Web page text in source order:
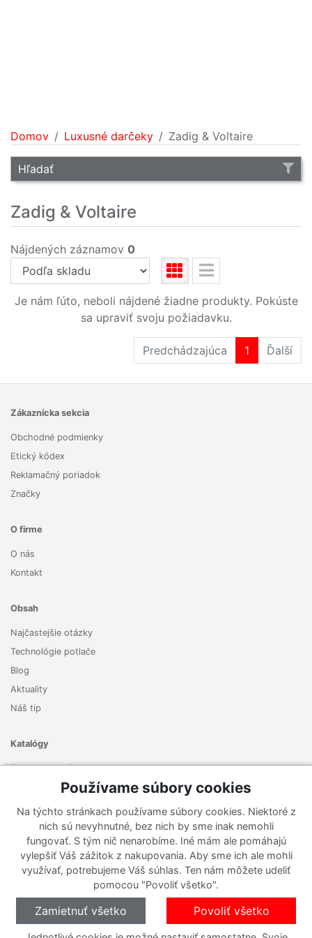
Domov Luxusné darčeky Zadig & Voltaire
Hľadať
Zadig & Voltaire
Nájdených záznamov 0
Je nám ľúto, neboli nájdené žiadne produkty. Pokúste
sa upraviť svoju požiadavku.
Predchádzajúca 1 Ďalší
Zákaznícka sekcia
Obchodné podmienky
Etický kódex
Reklamačný poriadok
Značky
O firme
O nás
Kontakt
Obsah
Najčastejšie otázky
Technológie potlače
Blog
Aktuality
Náš tip
Katalógy
Zoznam katalógov
Zaregistrujte sa k odberu nášho newslettera a nenechajte si
ujsť žiadne ponuky ani nové produkty.
Používame súbory cookies
Na týchto stránkach používame súbory cookies. Niektoré z
nich sú nevyhnutné, bez nich by sme inak nemohli
fungovať. S tým nič nenarobíme. Iné mám ale pomáhajú
vylepšiť Váš zážitok z nakupovania. Aby sme ich ale mohli
využívať, potrebujeme Váš súhlas. Ten nám môžete udeliť
pomocou "Povoliť všetko".
Zamietnuť všetko Povoliť všetko